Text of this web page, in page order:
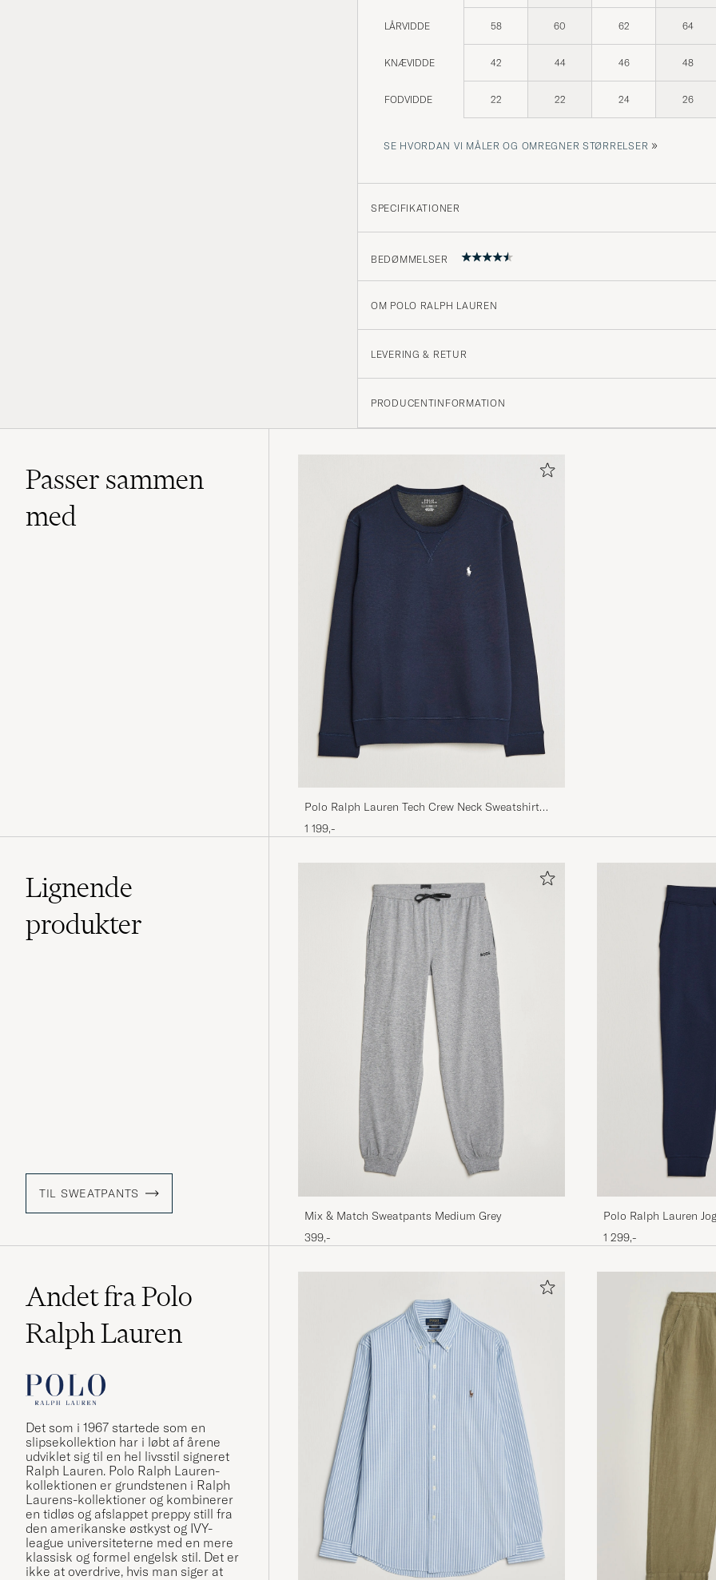
LÅRVIDDE 58 60 62 64
KNÆVIDDE 42 44 46 48
FODVIDDE 22 22 24 26
SE HVORDAN VI MÅLER OG OMREGNER STØRRELSER »
SPECIFIKATIONER
BEDØMMELSER
Litt overrasket over at den fikk nupper på lårene etter
CHRISTIAN C KØBTE PÅ CAREOFCARL.NO
OM POLO RALPH LAUREN
LEVERING & RETUR
PRODUCENTINFORMATION
Passer sammen
med
Polo Ralph Lauren Tech Crew Neck Sweatshirt
Aviator Navy
1 199,-
Lignende
produkter
TIL SWEATPANTS
Mix & Match Sweatpants Medium Grey
399,-
Polo Ralph Lauren
Navy
1 299,-
Andet fra Polo
Ralph Lauren
Det som i 1967 startede som en
slipsekollektion har i løbt af årene
udviklet sig til en hel livsstil signeret
Ralph Lauren. Polo Ralph Lauren-
kollektionen er grundstenen i Ralph
Laurens-kollektioner og kombinerer
en tidløs og afslappet preppy still fra
den amerikanske østkyst og IVY-
league universiteterne med en mere
klassisk og formel engelsk stil. Det er
ikke at overdrive, hvis man siger at